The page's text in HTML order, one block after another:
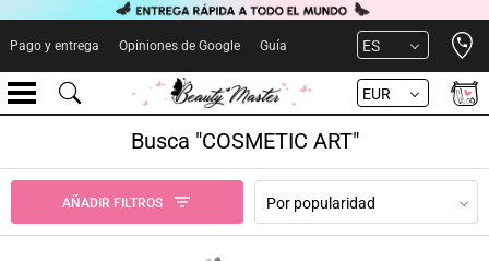
Pago y entrega Opiniones de Google Guía ES
EUR
Busca "COSMETIC ART"
AÑADIR FILTROS Por popularidad